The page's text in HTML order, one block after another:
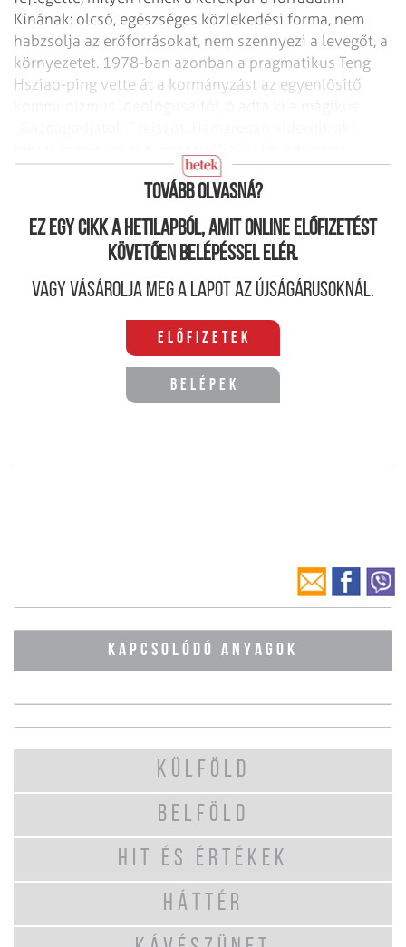
Kínának: olcsó, egészséges közlekedési forma, nem
habzsolja az erőforrásokat, nem szennyezi a levegőt, a
környezetet. 1978-ban azonban a pragmatikus Teng
Hsziao-ping vette át a kormányzást az egyenlősítő
kerékre ül át, nem is akármilyenre.
Tovább olvasná?
Ez egy cikk a hetilapból, amit online előfizetést
követően belépéssel elér.
Vagy vásárolja meg a lapot az újságárusoknál.
Előfizetek
Belépek
KAPCSOLÓDÓ ANYAGOK
KÜLFÖLD
BELFÖLD
HIT ÉS ÉRTÉKEK
HÁTTÉR